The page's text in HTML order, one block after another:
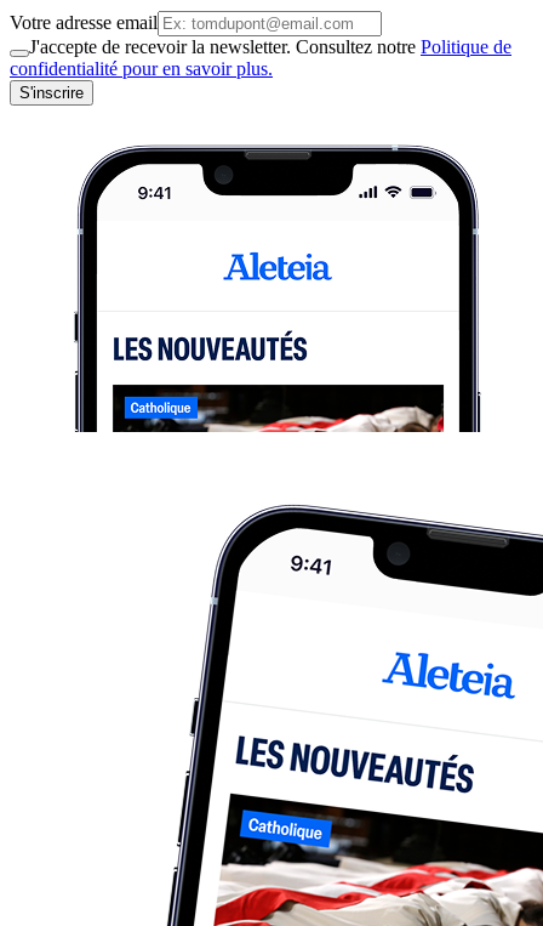
Votre adresse email
J'accepte de recevoir la newsletter. Consultez notre Politique de
confidentialité pour en savoir plus.
S'inscrire